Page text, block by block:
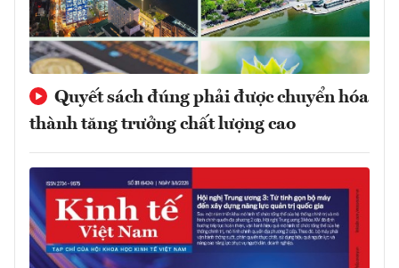
Quyết sách đúng phải được chuyển hóa
thành tăng trưởng chất lượng cao